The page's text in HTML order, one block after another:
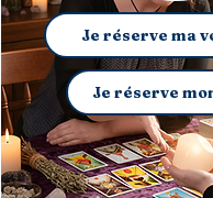
Je réserve ma
Je réserve